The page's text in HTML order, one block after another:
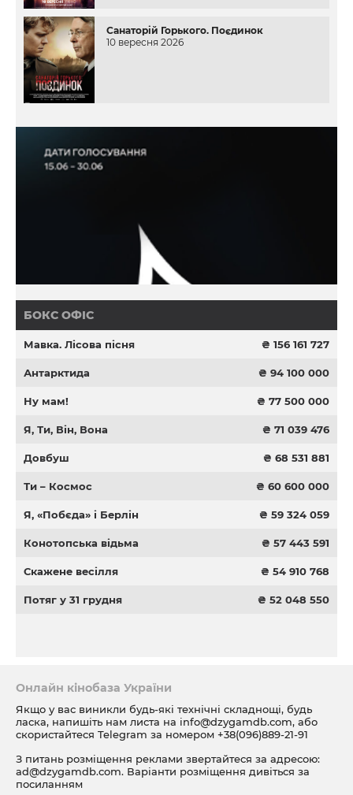
Санаторій Горького. Поєдинок
10 вересня 2026
БОКС ОФІС
Мавка. Лісова пісня ₴ 156 161 727
Антарктида ₴ 94 100 000
Ну мам! ₴ 77 500 000
Я, Ти, Він, Вона ₴ 71 039 476
Довбуш ₴ 68 531 881
Ти – Космос ₴ 60 600 000
Я, «Побєда» і Берлін ₴ 59 324 059
Конотопська відьма ₴ 57 443 591
Скажене весілля ₴ 54 910 768
Потяг у 31 грудня ₴ 52 048 550
Онлайн кінобаза України
Якщо у вас виникли будь-які технічні складнощі, будь
ласка, напишіть нам листа на info@dzygamdb.com, або
скористайтеся Telegram за номером +38(096)889-21-91
З питань розміщення реклами звертайтеся за адресою:
ad@dzygamdb.com. Варіанти розміщення дивіться за
посиланням